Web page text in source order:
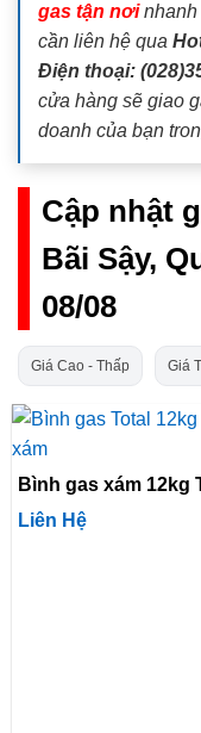
gas tận nơinhanh
cần liên hệ qua
Điện thoại:
cửa hàng sẽ giao
doanh của bạn
Cập nhật
Bãi Sậy,
08/08
Giá Cao - Thấp Giá
Bình gas xám 12kg
Liên Hệ